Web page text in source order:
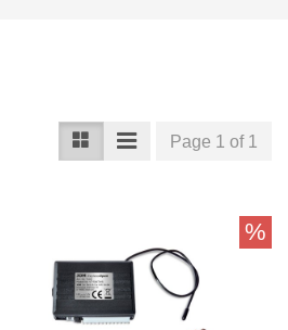
Page 1 of 1
%